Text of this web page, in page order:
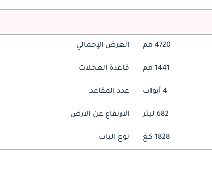
4720 مم العرض الإجمالي
1441 مم قاعدة العجلات
4 أبواب عدد المقاعد
682 ليتر الارتفاع عن الأرض
1828 كغ نوع الباب